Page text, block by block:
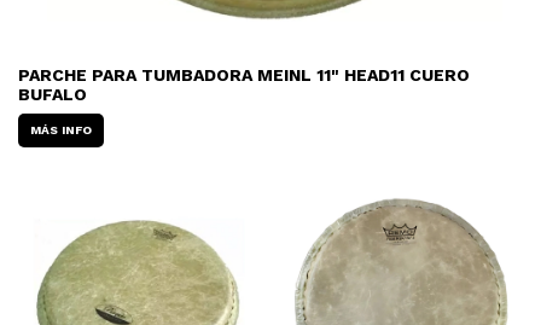
PARCHE PARA TUMBADORA MEINL 11" HEAD11 CUERO
BUFALO
MÁS INFO